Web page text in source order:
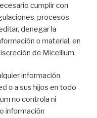
cumplir con
procesos
denegar la
o material, en
de Micellium.
información
o a sus hijos en todo
no controla ni
información